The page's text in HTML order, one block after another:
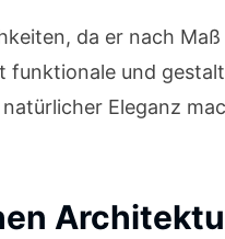
da er nach
funktionale und
Eleganz